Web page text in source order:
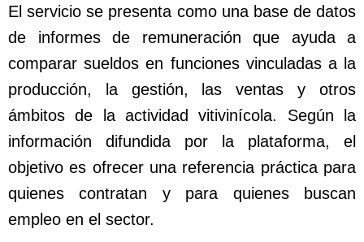
El servicio se presenta como una base de datos
de informes de remuneración que ayuda a
comparar sueldos en funciones vinculadas a la
producción, la gestión, las ventas y otros
ámbitos de la actividad vitivinícola. Según la
información difundida por la plataforma, el
objetivo es ofrecer una referencia práctica para
quienes contratan y para quienes buscan
empleo en el sector.